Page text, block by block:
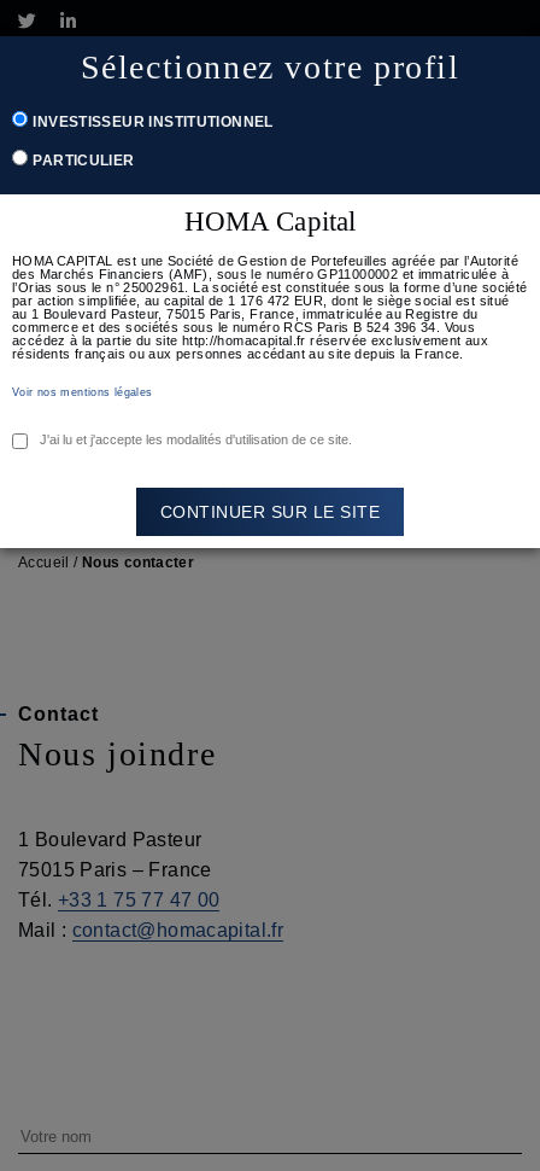
Rechercher
Français
Nous
contacter
Accueil / Nous contacter
Contact
Nous joindre
1 Boulevard Pasteur
75015 Paris – France
Tél. +33 1 75 77 47 00
Mail : contact@homacapital.fr
Sélectionnez votre profil
INVESTISSEUR INSTITUTIONNEL
PARTICULIER
HOMA Capital
HOMA CAPITAL est une Société de Gestion de Portefeuilles agréée par l’Autorité
des Marchés Financiers (AMF), sous le numéro GP11000002 et immatriculée à
l’Orias sous le n° 25002961. La société est constituée sous la forme d’une société
par action simplifiée, au capital de 1 176 472 EUR, dont le siège social est situé
au 1 Boulevard Pasteur, 75015 Paris, France, immatriculée au Registre du
commerce et des sociétés sous le numéro RCS Paris B 524 396 34. Vous
accédez à la partie du site http://homacapital.fr réservée exclusivement aux
résidents français ou aux personnes accédant au site depuis la France.
Voir nos mentions légales
J'ai lu et j'accepte les modalités d'utilisation de ce site.
CONTINUER SUR LE SITE